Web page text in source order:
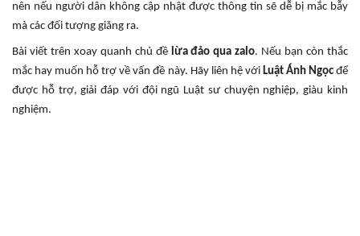
nên nếu người dân không cập nhật được thông tin sẽ dễ bị mắc bẫy
mà các đối tượng giăng ra.
Bài viết trên xoay quanh chủ đềlừa đảo qua zalo. Nếu bạn còn thắc
mắc hay muốn hỗ trợ về vấn đề này. Hãy liên hệ với Luật Ánh Ngọcđể
được hỗ trợ, giải đáp với đội ngũ Luật sư chuyện nghiệp, giàu kinh
nghiệm.